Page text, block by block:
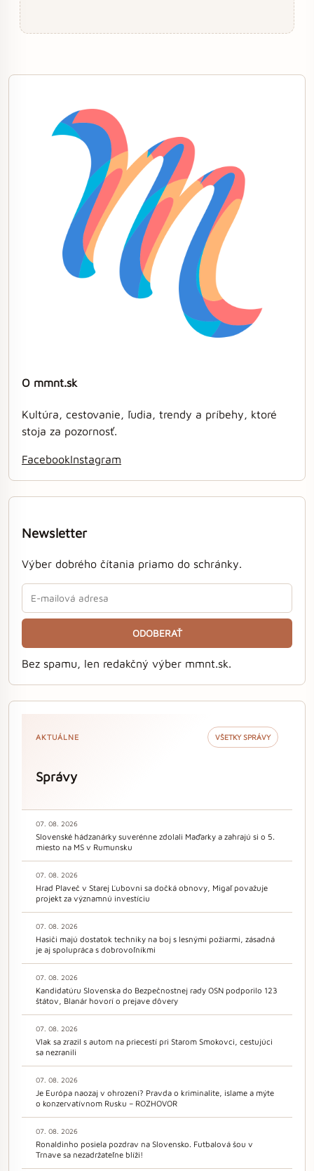
O mmnt.sk
Kultúra, cestovanie, ľudia, trendy a príbehy, ktoré
stoja za pozornosť.
FacebookInstagram
Newsletter
Výber dobrého čítania priamo do schránky.
ODOBERAŤ
Bez spamu, len redakčný výber mmnt.sk.
AKTUÁLNE VŠETKY SPRÁVY
Správy
07. 08. 2026
Slovenské hádzanárky suverénne zdolali Maďarky a zahrajú si o 5.
miesto na MS v Rumunsku
07. 08. 2026
Hrad Plaveč v Starej Ľubovni sa dočká obnovy, Migaľ považuje
projekt za významnú investíciu
07. 08. 2026
Hasiči majú dostatok techniky na boj s lesnými požiarmi, zásadná
je aj spolupráca s dobrovoľníkmi
07. 08. 2026
Kandidatúru Slovenska do Bezpečnostnej rady OSN podporilo 123
štátov, Blanár hovorí o prejave dôvery
07. 08. 2026
Vlak sa zrazil s autom na priecestí pri Starom Smokovci, cestujúci
sa nezranili
07. 08. 2026
Je Európa naozaj v ohrození? Pravda o kriminalite, islame a mýte
o konzervatívnom Rusku – ROZHOVOR
07. 08. 2026
Ronaldinho posiela pozdrav na Slovensko. Futbalová šou v
Trnave sa nezadržateľne blíži!